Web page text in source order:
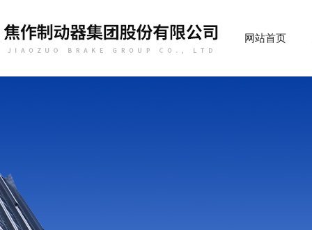
网站首页